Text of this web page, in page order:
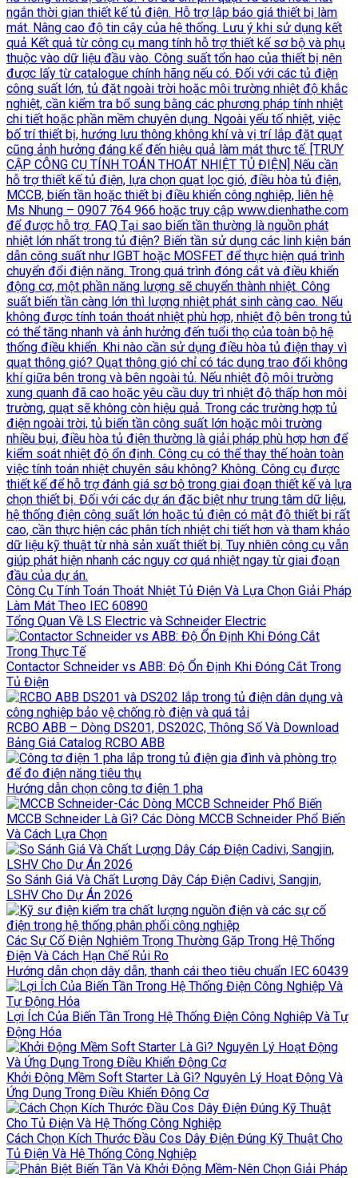
Công Cụ Tính Toán Thoát Nhiệt Tủ Điện Và Lựa Chọn Giải Pháp
Làm Mát Theo IEC 60890
Tổng Quan Về LS Electric và Schneider Electric
Contactor Schneider vs ABB: Độ Ổn Định Khi Đóng Cắt Trong
Tủ Điện
RCBO ABB – Dòng DS201, DS202C, Thông Số Và Download
Bảng Giá Catalog RCBO ABB
Hướng dẫn chọn công tơ điện 1 pha
MCCB Schneider Là Gì? Các Dòng MCCB Schneider Phổ Biến
Và Cách Lựa Chọn
So Sánh Giá Và Chất Lượng Dây Cáp Điện Cadivi, Sangjin,
LSHV Cho Dự Án 2026
Các Sự Cố Điện Nghiêm Trọng Thường Gặp Trong Hệ Thống
Điện Và Cách Hạn Chế Rủi Ro
Hướng dẫn chọn dây dẫn, thanh cái theo tiêu chuẩn IEC 60439
Lợi Ích Của Biến Tần Trong Hệ Thống Điện Công Nghiệp Và Tự
Động Hóa
Khởi Động Mềm Soft Starter Là Gì? Nguyên Lý Hoạt Động Và
Ứng Dụng Trong Điều Khiển Động Cơ
Cách Chọn Kích Thước Đầu Cos Dây Điện Đúng Kỹ Thuật Cho
Tủ Điện Và Hệ Thống Công Nghiệp